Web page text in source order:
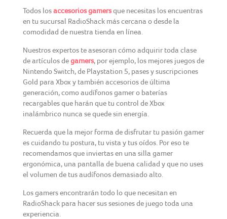
Todos losaccesorios gamersque necesitas los encuentras
en tu sucursal RadioShack más cercana o desde la
comodidad de nuestra tienda en línea.
Nuestros expertos te asesoran cómo adquirir toda clase
de artículos degamers, por ejemplo, los mejores juegos de
Nintendo Switch, de Playstation 5, pases y suscripciones
Gold para Xbox y también accesorios de última
generación, como audífonos gamer o baterías
recargables que harán que tu control de Xbox
inalámbrico nunca se quede sin energía.
Recuerda que la mejor forma de disfrutar tu pasión gamer
es cuidando tu postura, tu vista y tus oídos. Por eso te
recomendamos que inviertas en una silla gamer
ergonómica, una pantalla de buena calidad y que no uses
el volumen de tus audífonos demasiado alto.
Los gamers encontrarán todo lo que necesitan en
RadioShack para hacer sus sesiones de juego toda una
experiencia.